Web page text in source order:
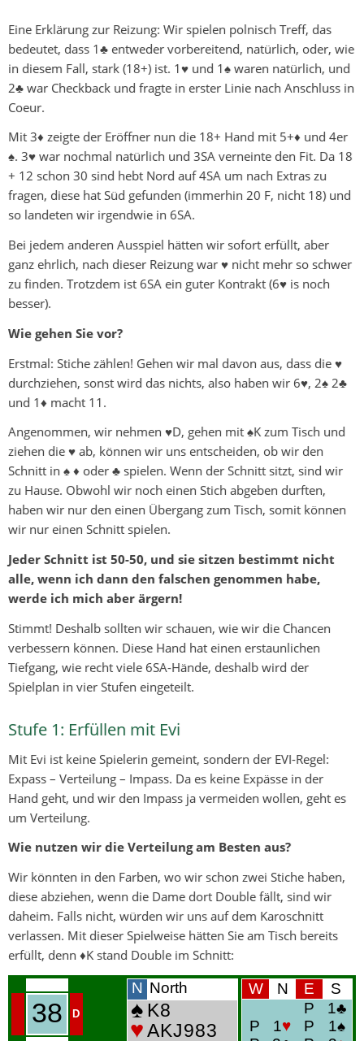
Eine Erklärung zur Reizung: Wir spielen polnisch Treff, das
bedeutet, dass 1♣ entweder vorbereitend, natürlich, oder, wie
in diesem Fall, stark (18+) ist. 1♥ und 1♠ waren natürlich, und
2♣ war Checkback und fragte in erster Linie nach Anschluss in
Coeur.
Mit 3♦ zeigte der Eröffner nun die 18+ Hand mit 5+♦ und 4er
♠. 3♥ war nochmal natürlich und 3SA verneinte den Fit. Da 18
+ 12 schon 30 sind hebt Nord auf 4SA um nach Extras zu
fragen, diese hat Süd gefunden (immerhin 20 F, nicht 18) und
so landeten wir irgendwie in 6SA.
Bei jedem anderen Ausspiel hätten wir sofort erfüllt, aber
ganz ehrlich, nach dieser Reizung war ♥ nicht mehr so schwer
zu finden. Trotzdem ist 6SA ein guter Kontrakt (6♥ is noch
besser).
Wie gehen Sie vor?
Erstmal: Stiche zählen! Gehen wir mal davon aus, dass die ♥
durchziehen, sonst wird das nichts, also haben wir 6♥, 2♠ 2♣
und 1♦ macht 11.
Angenommen, wir nehmen ♥D, gehen mit ♠K zum Tisch und
ziehen die ♥ ab, können wir uns entscheiden, ob wir den
Schnitt in ♠ ♦ oder ♣ spielen. Wenn der Schnitt sitzt, sind wir
zu Hause. Obwohl wir noch einen Stich abgeben durften,
haben wir nur den einen Übergang zum Tisch, somit können
wir nur einen Schnitt spielen.
Jeder Schnitt ist 50-50, und sie sitzen bestimmt nicht
alle, wenn ich dann den falschen genommen habe,
werde ich mich aber ärgern!
Stimmt! Deshalb sollten wir schauen, wie wir die Chancen
verbessern können. Diese Hand hat einen erstaunlichen
Tiefgang, wie recht viele 6SA-Hände, deshalb wird der
Spielplan in vier Stufen eingeteilt.
Stufe 1: Erfüllen mit Evi
Mit Evi ist keine Spielerin gemeint, sondern der EVI-Regel:
Expass – Verteilung – Impass. Da es keine Expässe in der
Hand geht, und wir den Impass ja vermeiden wollen, geht es
um Verteilung.
Wie nutzen wir die Verteilung am Besten aus?
Wir könnten in den Farben, wo wir schon zwei Stiche haben,
diese abziehen, wenn die Dame dort Double fällt, sind wir
daheim. Falls nicht, würden wir uns auf dem Karoschnitt
verlassen. Mit dieser Spielweise hätten Sie am Tisch bereits
erfüllt, denn ♦K stand Double im Schnitt: